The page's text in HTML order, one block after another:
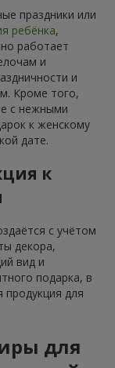
праздники или
ребёнка,
работает
и
и
Кроме того,
с нежными
к женскому
дате.
к
с учётом
декора,
вид и
подарка, в
продукция для
для